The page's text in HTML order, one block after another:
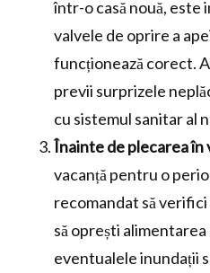
într-o casă nouă,
valvele de oprire a
funcționează corect.
previi surprizele
cu sistemul sanitar al
Înainte de plecarea în
vacanță pentru o
recomandat să verifici
să oprești
eventualele inundații